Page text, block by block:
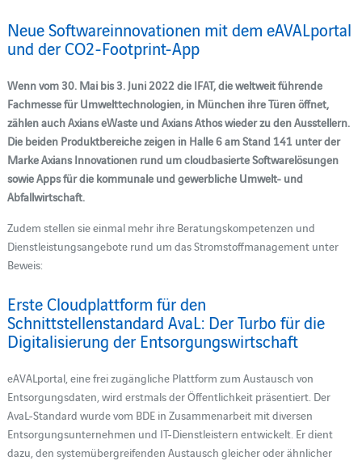
Neue Softwareinnovationen mit dem eAVALportal
und der CO2-Footprint-App
Wenn vom 30. Mai bis 3. Juni 2022 die IFAT, die weltweit führende
Fachmesse für Umwelttechnologien, in München ihre Türen öffnet,
zählen auch Axians eWaste und Axians Athos wieder zu den Ausstellern.
Die beiden Produktbereiche zeigen in Halle 6 am Stand 141 unter der
Marke Axians Innovationen rund um cloudbasierte Softwarelösungen
sowie Apps für die kommunale und gewerbliche Umwelt- und
Abfallwirtschaft.
Zudem stellen sie einmal mehr ihre Beratungskompetenzen und
Dienstleistungsangebote rund um das Stromstoffmanagement unter
Beweis:
Erste Cloudplattform für den
Schnittstellenstandard AvaL: Der Turbo für die
Digitalisierung der Entsorgungswirtschaft
eAVALportal, eine frei zugängliche Plattform zum Austausch von
Entsorgungsdaten, wird erstmals der Öffentlichkeit präsentiert. Der
AvaL-Standard wurde vom BDE in Zusammenarbeit mit diversen
Entsorgungsunternehmen und IT-Dienstleistern entwickelt. Er dient
dazu, den systemübergreifenden Austausch gleicher oder ähnlicher